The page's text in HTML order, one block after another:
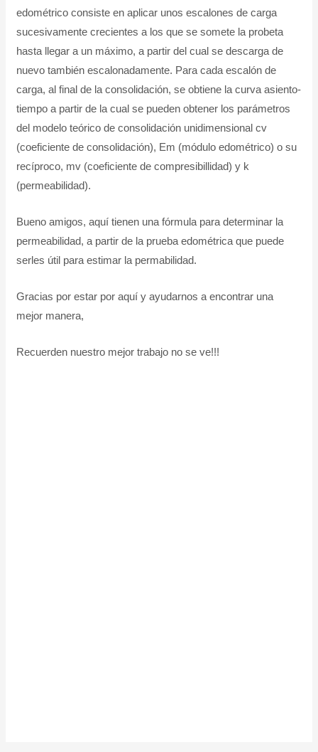
edométrico consiste en aplicar unos escalones de carga
sucesivamente crecientes a los que se somete la probeta
hasta llegar a un máximo, a partir del cual se descarga de
nuevo también escalonadamente. Para cada escalón de
carga, al final de la consolidación, se obtiene la curva asiento-
tiempo a partir de la cual se pueden obtener los parámetros
del modelo teórico de consolidación unidimensional cv
(coeficiente de consolidación), Em (módulo edométrico) o su
recíproco, mv (coeficiente de compresibillidad) y k
(permeabilidad).
Bueno amigos, aquí tienen una fórmula para determinar la
permeabilidad, a partir de la prueba edométrica que puede
serles útil para estimar la permabilidad.
Gracias por estar por aquí y ayudarnos a encontrar una
mejor manera,
Recuerden nuestro mejor trabajo no se ve!!!